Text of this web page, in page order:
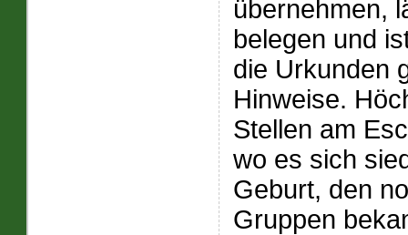
übernehmen,
belegen und
die Urkunden
Hinweise.
Stellen am
wo es sich
Geburt, den
Gruppen